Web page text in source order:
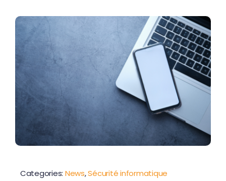
Contactez-nous
Categories: News,Sécurité informatique